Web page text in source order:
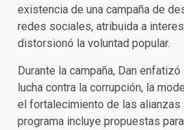
existencia de una campaña de
redes sociales, atribuida a
distorsionó la voluntad popular.
Durante la campaña, Dan
lucha contra la corrupción, la
el fortalecimiento de las alianzas
programa incluye propuestas